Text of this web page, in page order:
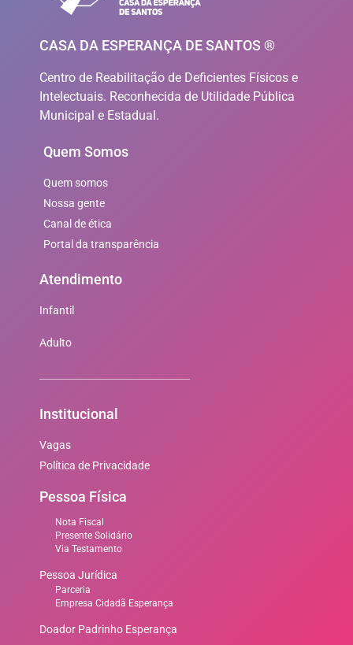
CASA DA ESPERANÇA DE SANTOS ®
Centro de Reabilitação de Deficientes Físicos e
Intelectuais. Reconhecida de Utilidade Pública
Municipal e Estadual.
Quem Somos
Quem somos
Nossa gente
Canal de ética
Portal da transparência
Atendimento
Infantil
Adulto
Institucional
Vagas
Política de Privacidade
Pessoa Física
Nota Fiscal
Presente Solidário
Via Testamento
Pessoa Jurídica
Parceria
Empresa Cidadã Esperança
Doador Padrinho Esperança